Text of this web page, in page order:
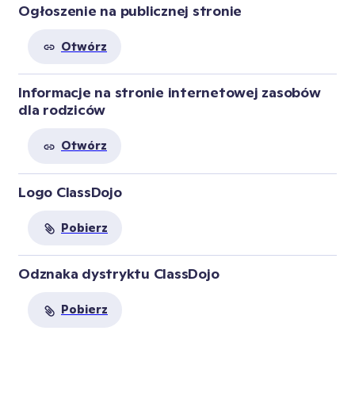
Ogłoszenie na publicznej stronie
Otwórz
Informacje na stronie internetowej zasobów
dla rodziców
Otwórz
Logo ClassDojo
Pobierz
Odznaka dystryktu ClassDojo
Pobierz